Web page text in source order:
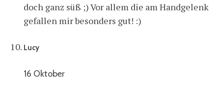
doch ganz süß ;) Vor allem die am Handgelenk
gefallen mir besonders gut! :)
Lucy
16 Oktober